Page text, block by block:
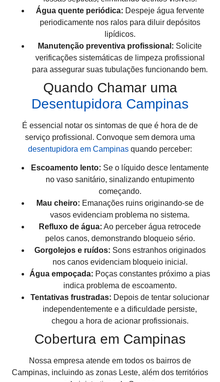
Água quente periódica: Despeje água fervente
periodicamente nos ralos para diluir depósitos
lipídicos.
Manutenção preventiva profissional: Solicite
verificações sistemáticas de limpeza profissional
para assegurar suas tubulações funcionando bem.
Quando Chamar uma
Desentupidora Campinas
É essencial notar os sintomas de que é hora de de
serviço profissional. Convoque sem demora uma
desentupidora em Campinas quando perceber:
Escoamento lento: Se o líquido desce lentamente
no vaso sanitário, sinalizando entupimento
começando.
Mau cheiro: Emanações ruins originando-se de
vasos evidenciam problema no sistema.
Refluxo de água: Ao perceber água retrocede
pelos canos, demonstrando bloqueio sério.
Gorgolejos e ruídos: Sons estranhos originados
nos canos evidenciam bloqueio inicial.
Água empoçada: Poças constantes próximo a pias
indica problema de escoamento.
Tentativas frustradas: Depois de tentar solucionar
independentemente e a dificuldade persiste,
chegou a hora de acionar profissionais.
Cobertura em Campinas
Nossa empresa atende em todos os bairros de
Campinas, incluindo as zonas Leste, além dos territórios